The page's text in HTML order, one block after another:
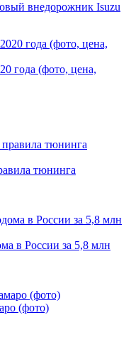
внедорожник Isuzu
года (фото, цена,
тюнинга
в России за 5,8 млн
(фото)